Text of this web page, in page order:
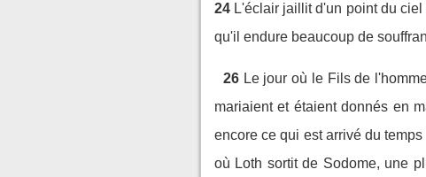
24 L'éclair jaillit d'un point du
qu'il endure beaucoup de
26 Le jour où le Fils de
mariaient et étaient donnés en
encore ce qui est arrivé du
où Loth sortit de Sodome, une